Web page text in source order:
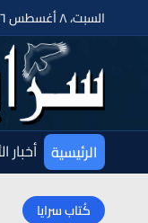
السبت، ٨ أغسطس ٢٠٢٦
الرئيسية أخبار
كُتاب سرايا